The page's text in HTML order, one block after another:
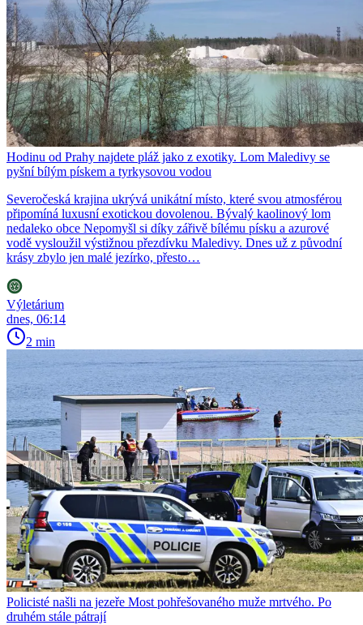
Hodinu od Prahy najdete pláž jako z exotiky. Lom Maledivy se
pyšní bílým pískem a tyrkysovou vodou
Severočeská krajina ukrývá unikátní místo, které svou atmosférou
připomíná luxusní exotickou dovolenou. Bývalý kaolinový lom
nedaleko obce Nepomyšl si díky zářivě bílému písku a azurové
vodě vysloužil výstižnou přezdívku Maledivy. Dnes už z původní
krásy zbylo jen malé jezírko, přesto…
Výletárium
dnes, 06:14
2 min
Policisté našli na jezeře Most pohřešovaného muže mrtvého. Po
druhém stále pátrají